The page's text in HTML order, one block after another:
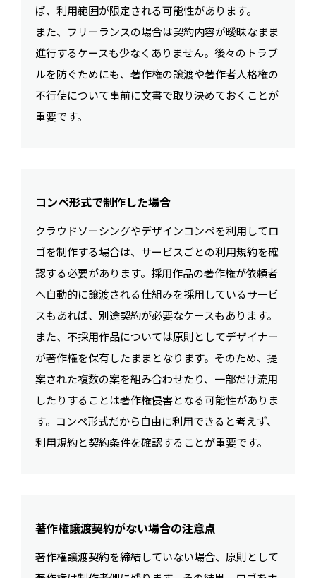
ば、利用範囲が限定される可能性があります。
また、フリーランスの場合は契約内容が曖昧なまま
進行するケースも少なくありません。後々のトラブ
ルを防ぐためにも、著作権の譲渡や著作者人格権の
不行使について事前に文書で取り決めておくことが
重要です。
コンペ形式で制作した場合
クラウドソーシングやデザインコンペを利用してロ
ゴを制作する場合は、サービスごとの利用規約を確
認する必要があります。採用作品の著作権が依頼者
へ自動的に譲渡される仕組みを採用しているサービ
スもあれば、別途契約が必要なケースもあります。
また、不採用作品については原則としてデザイナー
が著作権を保有したままとなります。そのため、提
案された複数の案を組み合わせたり、一部だけ流用
したりすることは著作権侵害となる可能性がありま
す。コンペ形式だから自由に利用できると考えず、
利用規約と契約条件を確認することが重要です。
著作権譲渡契約がない場合の注意点
著作権譲渡契約を締結していない場合、原則として